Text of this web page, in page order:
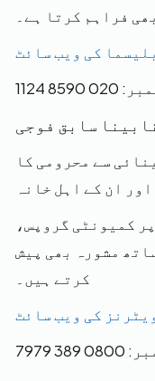
فراہم کرتا ہے۔
بلیسما کی ویب سائٹ
1124
نابینا سابق فوجی
سے محرومی کا
کمیونٹی گروپس،
مشورہ بھی پیش
کرتے ہیں۔
ویٹرنز کی ویب سائٹ
7979